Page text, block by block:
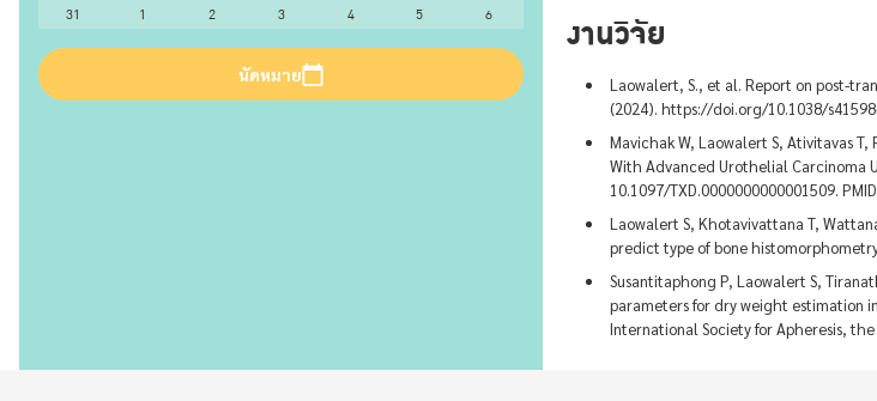
31
1 2 3 4 5 6
นัดหมาย
งานวิจัย
Laowalert, S., et al. Report on post-
(2024). https://doi.org/10.1038/
Mavichak W, Laowalert S, Ativitavas
With Advanced Urothelial Carcinoma
10.1097/TXD.0000000000001509.
Laowalert S, Khotavivattana T,
predict type of bone
Susantitaphong P, Laowalert S,
parameters for dry weight estimation
International Society for Apheresis, the